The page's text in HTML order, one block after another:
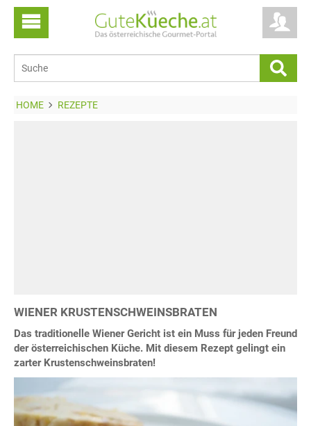
HOME REZEPTE
WIENER KRUSTENSCHWEINSBRATEN
Das traditionelle Wiener Gericht ist ein Muss für jeden Freund
der österreichischen Küche. Mit diesem Rezept gelingt ein
zarter Krustenschweinsbraten!